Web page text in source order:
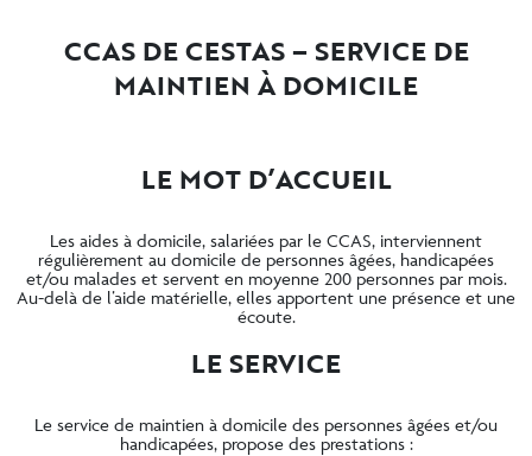
CCAS DE CESTAS – SERVICE DE
MAINTIEN À DOMICILE
LE MOT D’ACCUEIL
Les aides à domicile, salariées par le CCAS, interviennent
régulièrement au domicile de personnes âgées, handicapées
et/ou malades et servent en moyenne 200 personnes par mois.
Au-delà de l’aide matérielle, elles apportent une présence et une
écoute.
LE SERVICE
Le service de maintien à domicile des personnes âgées et/ou
handicapées, propose des prestations :